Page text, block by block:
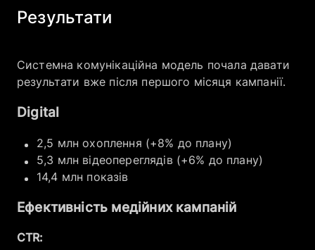
Результати
Системна комунікаційна модель почала давати
результати вже після першого місяця кампанії.
Digital
2,5 млн охоплення (+8% до плану)
5,3 млн відеопереглядів (+6% до плану)
14,4 млн показів
Ефективність медійних кампаній
CTR: